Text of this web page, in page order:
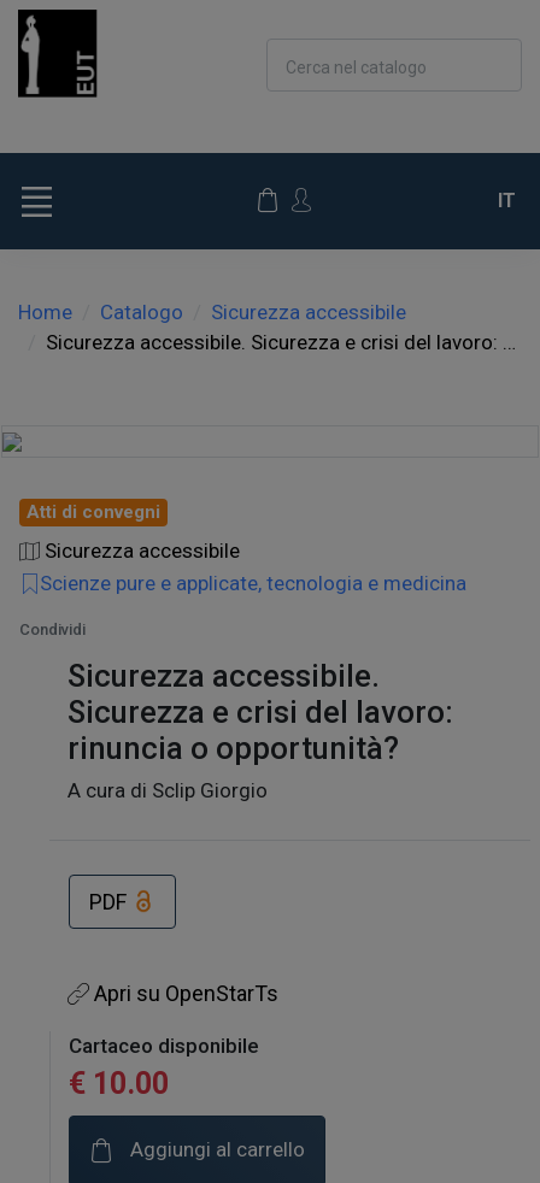
Cerca nel catalogo
IT
Home Catalogo
Sicurezza accessibile
Sicurezza accessibile. Sicurezza e crisi del lavoro: rinuncia o opportunità?
Atti di convegni
Sicurezza accessibile
Scienze pure e applicate, tecnologia e medicina
Condividi
Sicurezza accessibile.
Sicurezza e crisi del lavoro:
rinuncia o opportunità?
A cura di Sclip Giorgio
PDF
Apri su OpenStarTs
Cartaceo disponibile
€ 10.00
Aggiungi al carrello